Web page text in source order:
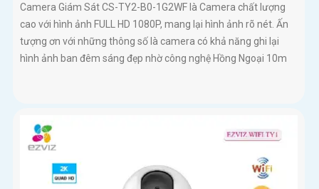
Camera Giám Sát CS-TY2-B0-1G2WF là Camera chất lượng
cao với hình ảnh FULL HD 1080P, mang lại hình ảnh rõ nét. Ấn
tượng ơn với những thông số là camera có khả năng ghi lại
hình ảnh ban đêm sáng đẹp nhờ công nghệ Hồng Ngoại 10m